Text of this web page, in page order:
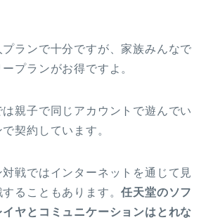
ランで十分ですが、家族みんなで
プランがお得ですよ。
親子で同じアカウントで遊んでい
契約しています。
戦ではインターネットを通じて見
ることもあります。任天堂のソフ
イヤとコミュニケーションはとれな